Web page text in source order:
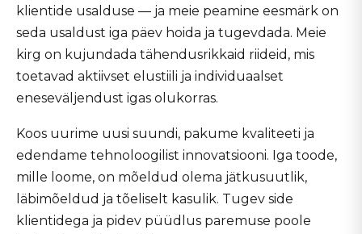
klientide usalduse — ja meie peamine eesmärk on
seda usaldust iga päev hoida ja tugevdada. Meie
kirg on kujundada tähendusrikkaid riideid, mis
toetavad aktiivset elustiili ja individuaalset
eneseväljendust igas olukorras.
Koos uurime uusi suundi, pakume kvaliteeti ja
edendame tehnoloogilist innovatsiooni. Iga toode,
mille loome, on mõeldud olema jätkusuutlik,
läbimõeldud ja tõeliselt kasulik. Tugev side
klientidega ja pidev püüdlus paremuse poole